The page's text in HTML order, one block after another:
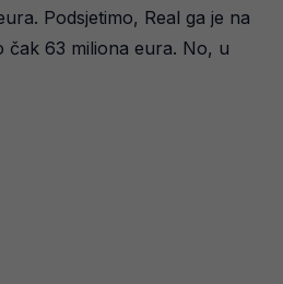
Podsjetimo, Real ga je na
čak 63 miliona eura. No, u